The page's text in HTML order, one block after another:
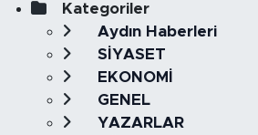
Kategoriler
Aydın Haberleri
SİYASET
EKONOMİ
GENEL
YAZARLAR